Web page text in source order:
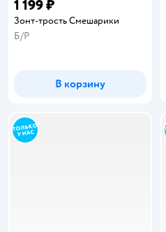
1 199 ₽
Зонт-трость Смешарики
Б/Р
В корзину